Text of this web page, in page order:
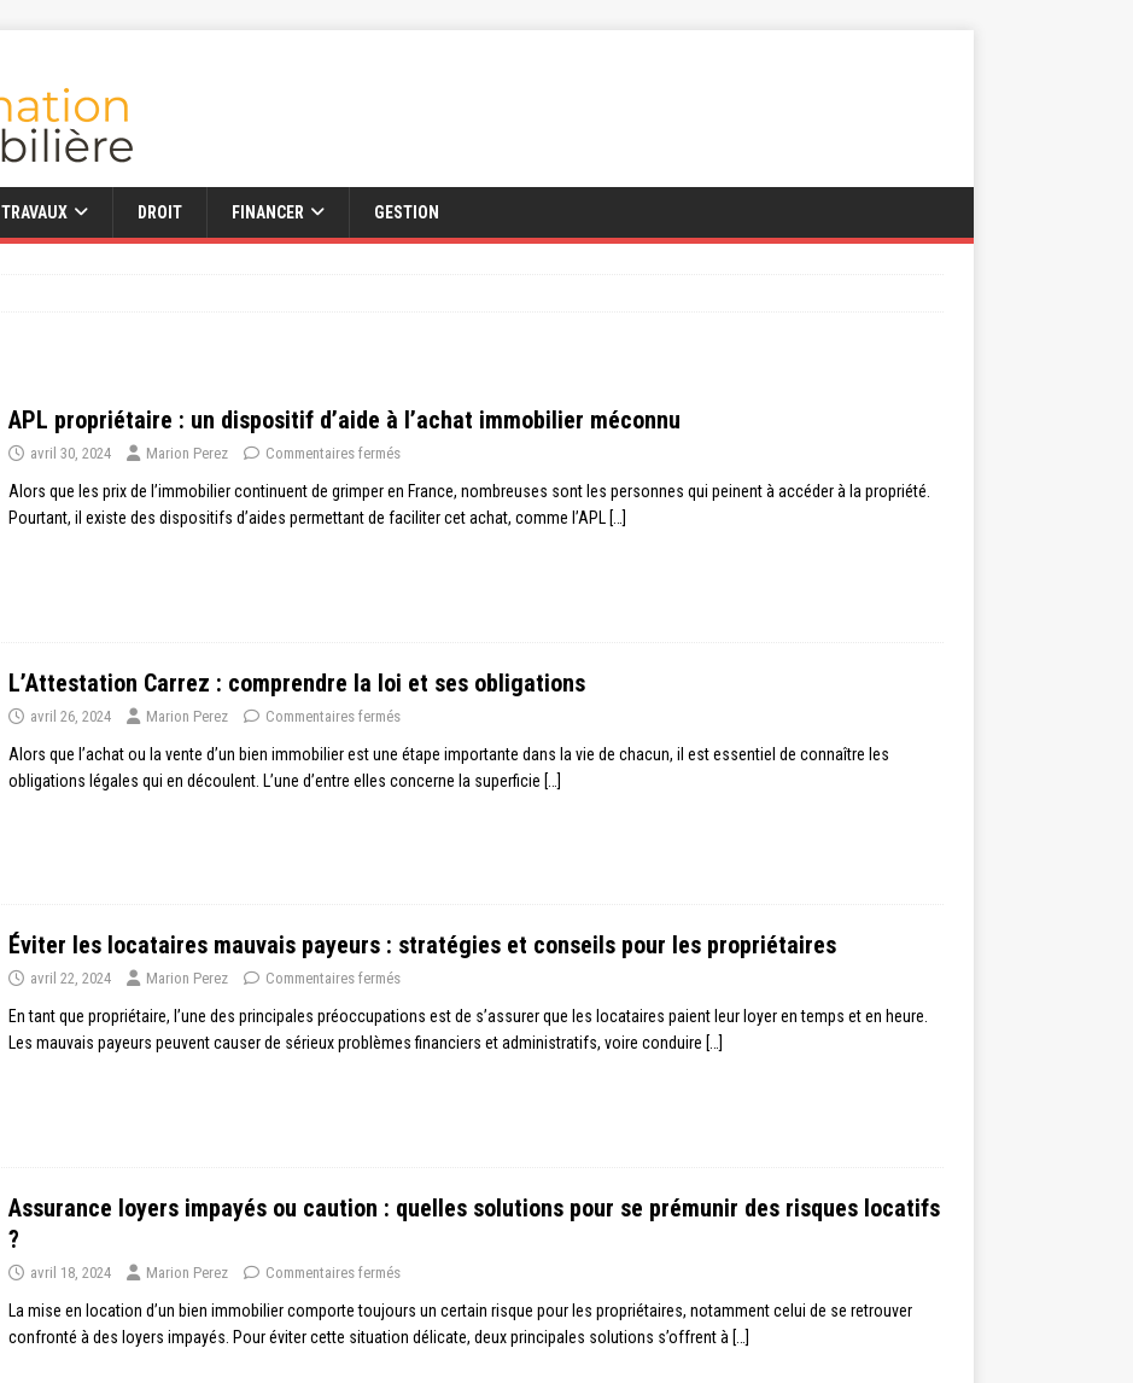
TRAVAUX DROIT FINANCER GESTION
APL propriétaire : un dispositif d’aide à l’achat immobilier méconnu
avril 30, 2024 Marion Perez Commentaires fermés
Alors que les prix de l’immobilier continuent de grimper en France, nombreuses sont les personnes qui peinent à accéder à la propriété.
Pourtant, il existe des dispositifs d’aides permettant de faciliter cet achat, comme l’APL […]
L’Attestation Carrez : comprendre la loi et ses obligations
avril 26, 2024 Marion Perez Commentaires fermés
Alors que l’achat ou la vente d’un bien immobilier est une étape importante dans la vie de chacun, il est essentiel de connaître les
obligations légales qui en découlent. L’une d’entre elles concerne la superficie […]
Éviter les locataires mauvais payeurs : stratégies et conseils pour les propriétaires
avril 22, 2024 Marion Perez Commentaires fermés
En tant que propriétaire, l’une des principales préoccupations est de s’assurer que les locataires paient leur loyer en temps et en heure.
Les mauvais payeurs peuvent causer de sérieux problèmes financiers et administratifs, voire conduire […]
Assurance loyers impayés ou caution : quelles solutions pour se prémunir des risques locatifs
?
avril 18, 2024 Marion Perez Commentaires fermés
La mise en location d’un bien immobilier comporte toujours un certain risque pour les propriétaires, notamment celui de se retrouver
confronté à des loyers impayés. Pour éviter cette situation délicate, deux principales solutions s’offrent à […]